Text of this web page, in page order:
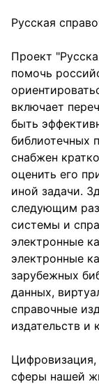
Русская
Проект
помочь
включает
быть
библиотечных
снабжен
оценить его
иной задачи.
следующим
системы и
электронные
электронные
зарубежных
данных,
справочные
издательств и
сферы нашей